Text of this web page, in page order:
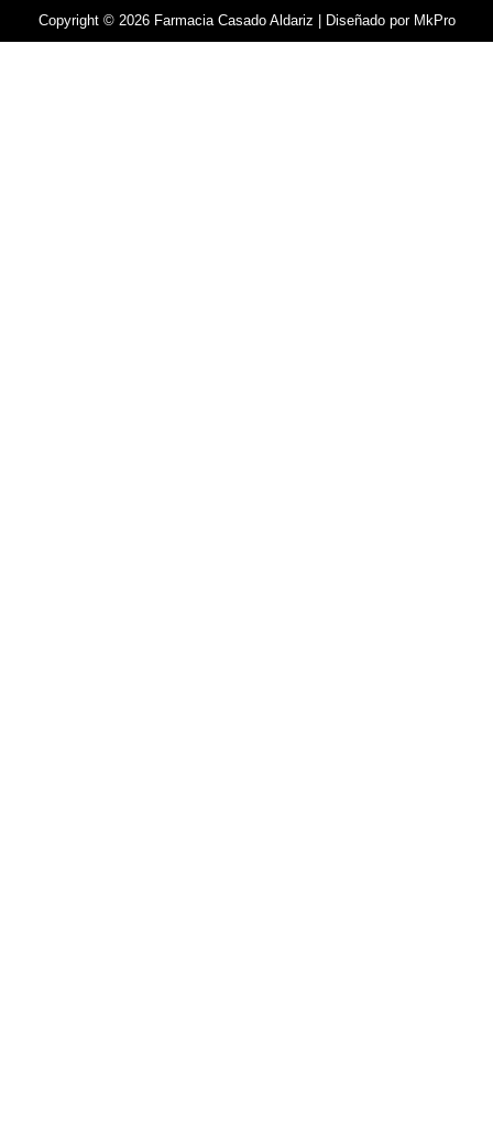
Copyright © 2026 Farmacia Casado Aldariz | Diseñado por MkPro